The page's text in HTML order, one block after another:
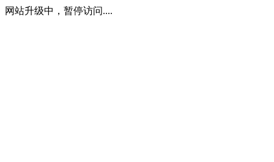
网站升级中，暂停访问....